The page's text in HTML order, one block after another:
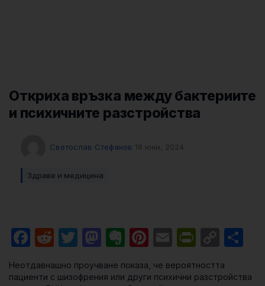
Откриха връзка между бактериите
и психичните разстройства
Светослав Стефанов 18 юни, 2024
Здраве и медицина
Facebook
RedditTwitter
Mastodon
Evernote
Pinterest
Email
Неотдавнашно проучване показа, че вероятността
пациенти с шизофрения или други психични разстройства